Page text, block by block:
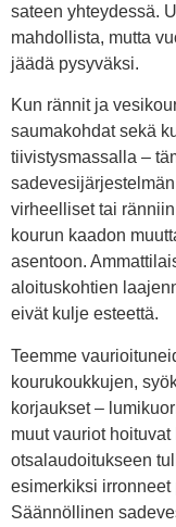
sateen yhteydessä.
mahdollista, mutta
jäädä pysyväksi.
Kun rännit ja
saumakohdat sekä
tiivistysmassalla –
virheelliset tai
kourun kaadon
asentoon.
aloituskohtien
eivät kulje esteettä.
Teemme
kourukoukkujen,
korjaukset –
muut vauriot
otsalaudoitukseen
esimerkiksi
Säännöllinen